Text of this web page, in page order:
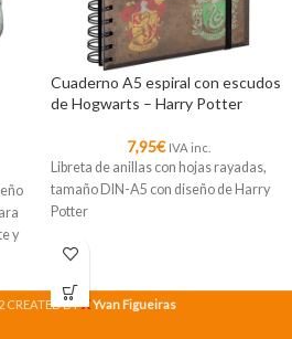
y
Cuaderno A5 espiral con escudos
de Hogwarts – Harry Potter
7,95€ IVA inc.
Libreta de anillas con hojas rayadas,
tamaño DIN-A5 con diseño de Harry
Potter
CREATED BYXYvan Figueiras